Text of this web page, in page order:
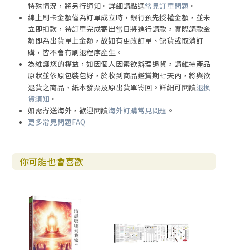
特殊情況，將另行通知。詳細請點選常見訂單問題 。
線上刷卡金額僅為訂單成立時，銀行預先授權金額，並未
立即扣款，待訂單完成寄出當日將進行請款，實際請款金
額即為出貨單上金額，故如有更改訂單、缺貨或取消訂
購，皆不會有刷退程序產生。
為維護您的權益，如因個人因素欲辦理退貨，請維持產品
原狀並依原包裝包好，於收到商品鑑賞期七天內，將與欲
退貨之商品、紙本發票及原出貨單寄回。詳細可閱讀退換
貨須知 。
如需寄送海外，歡迎閱讀海外訂購常見問題 。
更多常見問題FAQ
你可能也會喜歡